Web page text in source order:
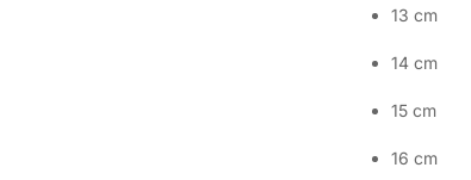
13 cm
14 cm
15 cm
16 cm